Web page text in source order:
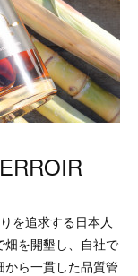
を追求する日本人
を開墾し、自社で
ら一貫した品質管